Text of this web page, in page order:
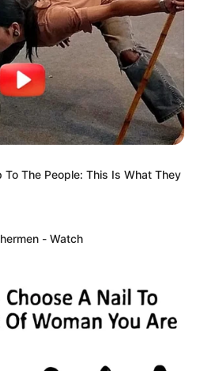
sometidos a prueba de ADN.
EN GOOGLE NEWS
las noticias que le
estar bien informado, por
las notificaciones de Alerta.
The People: This Is What They
- Watch